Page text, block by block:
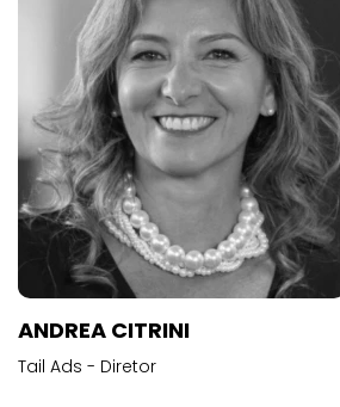
ANDREA CITRINI
Tail Ads - Diretor